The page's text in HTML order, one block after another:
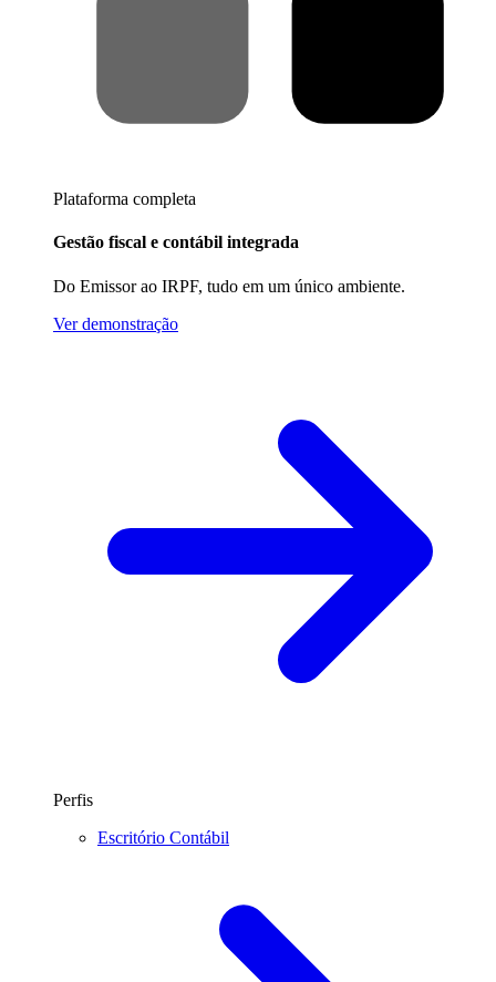
Plataforma completa
Gestão fiscal e contábil integrada
Do Emissor ao IRPF, tudo em um único ambiente.
Ver demonstração
Perfis
Escritório Contábil